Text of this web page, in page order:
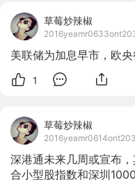
草莓炒辣椒
美联储为加息早市，欧
1
草莓炒辣椒
深港通未来几周或宣布
合小型股指数和深圳